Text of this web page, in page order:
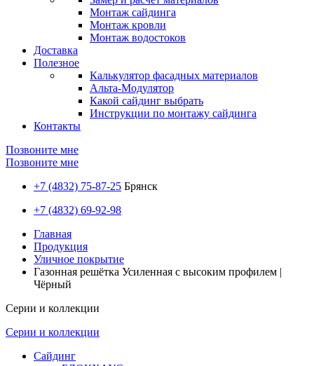
Монтаж сайдинга
Монтаж кровли
Монтаж водостоков
Доставка
Полезное
Калькулятор фасадных материалов
Альта-Модулятор
Какой сайдинг выбрать
Инструкции по монтажу сайдинга
Контакты
Позвоните мне
Позвоните мне
+7 (4832) 75-87-25 Брянск
+7 (4832) 69-92-98
Главная
Продукция
Уличное покрытие
Газонная решётка Усиленная с высоким профилем |
Чёрный
Серии и коллекции
Серии и коллекции
Сайдинг